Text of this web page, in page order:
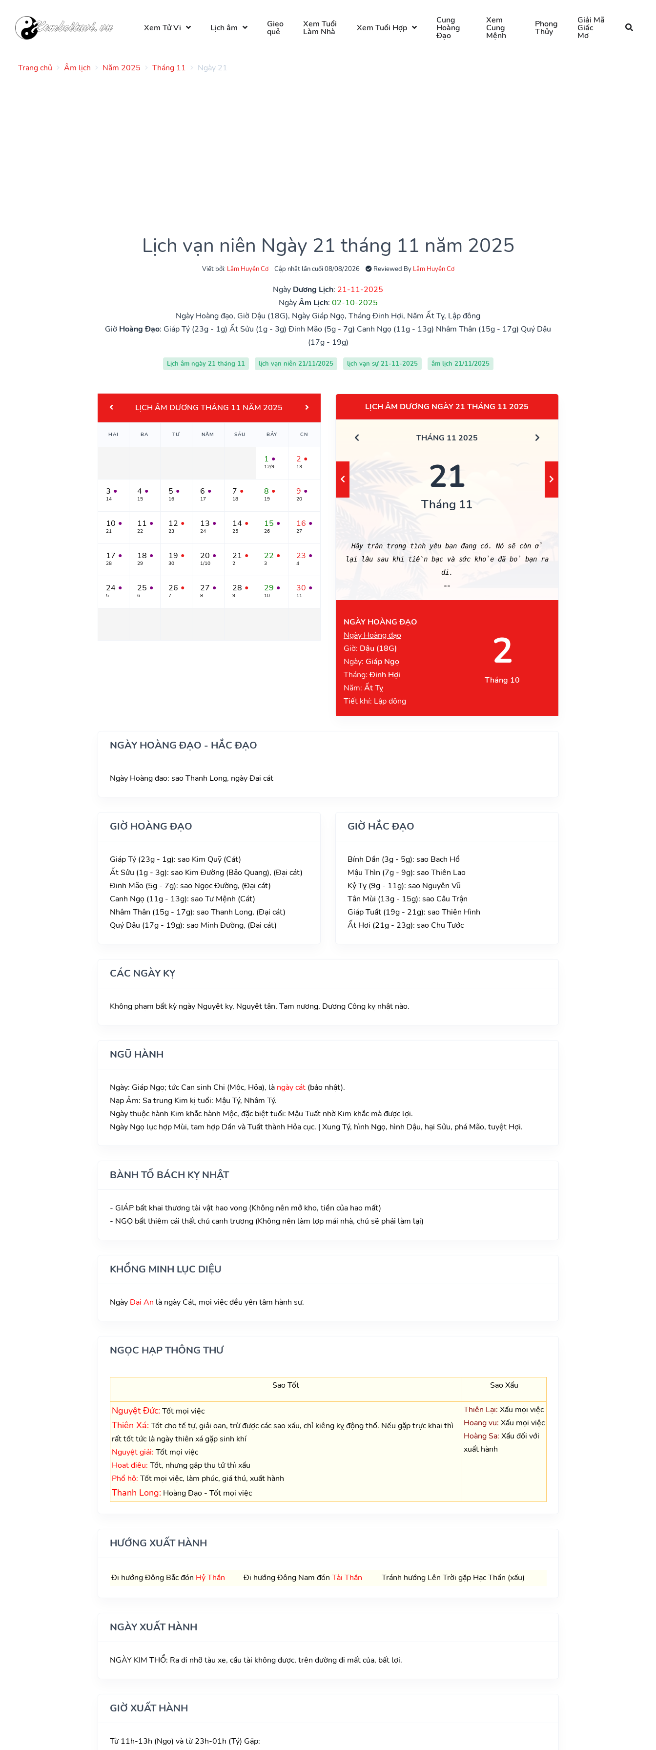
Xem Tử Vi Lịch âm Gieo
quẻ
Xem Tuổi
Làm Nhà Xem Tuổi Hợp
Cung
Hoàng
Đạo
Xem
Cung
Mệnh
Phong
Thủy
Giải Mã
Giấc
Mơ
Trang chủ Âm lịch Năm 2025 Tháng 11 Ngày 21
Lịch vạn niên Ngày 21 tháng 11 năm 2025
Viết bởi: Lâm Huyền Cơ Cập nhật lần cuối 08/08/2026 Reviewed By Lâm Huyền Cơ
Ngày Dương Lịch: 21-11-2025
NgàyÂm Lịch: 02-10-2025
Ngày Hoàng đạo, Giờ Dậu (18G), Ngày Giáp Ngọ, Tháng Đinh Hợi, Năm Ất Tỵ, Lập đông
Giờ Hoàng Đạo: Giáp Tý (23g - 1g) Ất Sửu (1g - 3g) Đinh Mão (5g - 7g) Canh Ngọ (11g - 13g) Nhâm Thân (15g - 17g) Quý Dậu
(17g - 19g)
Lịch âm ngày 21 tháng 11 lịch vạn niên 21/11/2025 lịch vạn sự 21-11-2025 âm lịch 21/11/2025
LỊCH ÂM DƯƠNG THÁNG 11 NĂM 2025
HAI BA TƯ NĂM SÁU BẢY CN
1 ●
12/9
2 ●
13
3 ●
14
4 ●
15
5 ●
16
6 ●
17
7 ●
18
8 ●
19
9 ●
20
10 ●
21
11 ●
22
12 ●
23
13 ●
24
14 ●
25
15 ●
26
16 ●
27
17 ●
28
18 ●
29
19 ●
30
20 ●
1/10
21 ●
2
22 ●
3
23 ●
4
24 ●
5
25 ●
6
26 ●
7
27 ●
8
28 ●
9
29 ●
10
30 ●
11
LỊCH ÂM DƯƠNG NGÀY 21 THÁNG 11 2025
THÁNG 11 2025
21
Tháng 11
Hãy trân trọng tình yêu bạn đang có. Nó sẽ còn ở
lại lâu sau khi tiền bạc và sức khỏe đã bỏ bạn ra
đi.
--
NGÀY HOÀNG ĐẠO
Ngày Hoàng đạo
Giờ: Dậu (18G)
Ngày: Giáp Ngọ
Tháng: Đinh Hợi
Năm: Ất Tỵ
Tiết khí: Lập đông
2
Tháng 10
NGÀY HOÀNG ĐẠO - HẮC ĐẠO
Ngày Hoàng đạo: sao Thanh Long, ngày Đại cát
GIỜ HOÀNG ĐẠO
Giáp Tý (23g - 1g): sao Kim Quỹ (Cát)
Ất Sửu (1g - 3g): sao Kim Đường (Bảo Quang), (Đại cát)
Đinh Mão (5g - 7g): sao Ngọc Đường, (Đại cát)
Canh Ngọ (11g - 13g): sao Tư Mệnh (Cát)
Nhâm Thân (15g - 17g): sao Thanh Long, (Đại cát)
Quý Dậu (17g - 19g): sao Minh Đường, (Đại cát)
GIỜ HẮC ĐẠO
Bính Dần (3g - 5g): sao Bạch Hổ
Mậu Thìn (7g - 9g): sao Thiên Lao
Kỷ Tỵ (9g - 11g): sao Nguyên Vũ
Tân Mùi (13g - 15g): sao Câu Trận
Giáp Tuất (19g - 21g): sao Thiên Hình
Ất Hợi (21g - 23g): sao Chu Tước
CÁC NGÀY KỴ
Không phạm bất kỳ ngày Nguyệt kỵ, Nguyệt tận, Tam nương, Dương Công kỵ nhật nào.
NGŨ HÀNH
Ngày: Giáp Ngọ; tức Can sinh Chi (Mộc, Hỏa), là ngày cát(bảo nhật).
Nạp Âm: Sa trung Kim kị tuổi: Mậu Tý, Nhâm Tý.
Ngày thuộc hành Kim khắc hành Mộc, đặc biệt tuổi: Mậu Tuất nhờ Kim khắc mà được lợi.
Ngày Ngọ lục hợp Mùi, tam hợp Dần và Tuất thành Hỏa cục. | Xung Tý, hình Ngọ, hình Dậu, hại Sửu, phá Mão, tuyệt Hợi.
BÀNH TỔ BÁCH KỴ NHẬT
- GIÁP bất khai thương tài vật hao vong (Không nên mở kho, tiền của hao mất)
- NGỌ bất thiêm cái thất chủ canh trương (Không nên làm lợp mái nhà, chủ sẽ phải làm lại)
KHỔNG MINH LỤC DIỆU
NgàyĐại An là ngày Cát, mọi việc đều yên tâm hành sự.
NGỌC HẠP THÔNG THƯ
Sao Tốt Sao Xấu
Nguyệt Đức: Tốt mọi việc
Thiên Xá: Tốt cho tế tự, giải oan, trừ được các sao xấu, chỉ kiêng kỵ động thổ. Nếu gặp trực khai thì
rất tốt tức là ngày thiên xá gặp sinh khí
Nguyệt giải: Tốt mọi việc
Hoạt điệu: Tốt, nhưng gặp thụ tử thì xấu
Phổ hộ: Tốt mọi việc, làm phúc, giá thú, xuất hành
Thanh Long: Hoàng Đạo - Tốt mọi việc
Thiên Lại: Xấu mọi việc
Hoang vu: Xấu mọi việc
Hoàng Sa: Xấu đối với
xuất hành
HƯỚNG XUẤT HÀNH
Đi hướng Đông Bắc đón Hỷ Thần Đi hướng Đông Nam đón Tài Thần Tránh hướng Lên Trời gặp Hạc Thần (xấu)
NGÀY XUẤT HÀNH
NGÀY KIM THỔ: Ra đi nhỡ tàu xe, cầu tài không được, trên đường đi mất của, bất lợi.
GIỜ XUẤT HÀNH
Từ 11h-13h (Ngọ) và từ 23h-01h (Tý) Gặp: